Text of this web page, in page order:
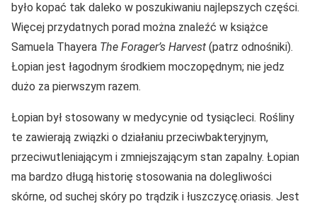
było kopać tak daleko w poszukiwaniu najlepszych części.
Więcej przydatnych porad można znaleźć w książce
Samuela Thayera The Forager’s Harvest (patrz odnośniki).
Łopian jest łagodnym środkiem moczopędnym; nie jedz
dużo za pierwszym razem.
Łopian był stosowany w medycynie od tysiącleci. Rośliny
te zawierają związki o działaniu przeciwbakteryjnym,
przeciwutleniającym i zmniejszającym stan zapalny. Łopian
ma bardzo długą historię stosowania na dolegliwości
skórne, od suchej skóry po trądzik i łuszczycę.oriasis. Jest